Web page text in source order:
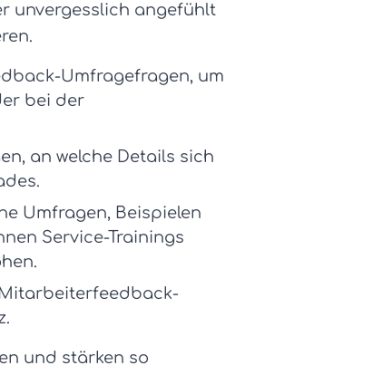
unvergesslich angefühlt
Umfragefragen, um
bei der
an welche Details sich
Umfragen, Beispielen
Service-Trainings
Mitarbeiterfeedback-
und stärken so